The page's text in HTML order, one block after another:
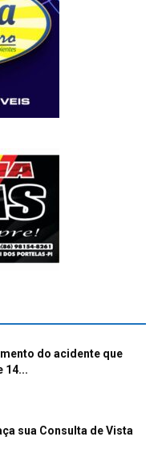
do acidente que
14...
sua Consulta de Vista